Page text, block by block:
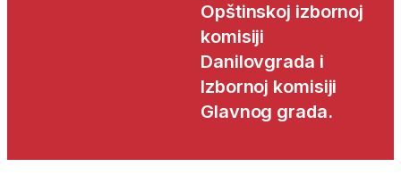
Opštinskoj izbornoj
komisiji
Danilovgrada i
Izbornoj komisiji
Glavnog grada.